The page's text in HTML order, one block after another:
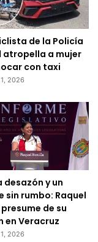
de la Policía
atropella a mujer
con taxi
2026
desazón y un
sin rumbo: Raquel
de su
en Veracruz
2026